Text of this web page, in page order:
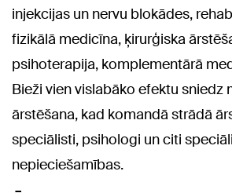
injekcijas un nervu blokādes,
fizikālā medicīna, ķirurģiska
psihoterapija, komplementārā
Bieži vien vislabāko efektu sniedz
ārstēšana, kad komandā strādā
speciālisti, psihologi un citi
nepieciešamības.